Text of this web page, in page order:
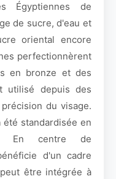
Égyptiennes de
de sucre, d'eau et
oriental encore
perfectionnèrent
en bronze et des
utilisé depuis des
du visage.
standardisée en
En centre de
d'un cadre
être intégrée à